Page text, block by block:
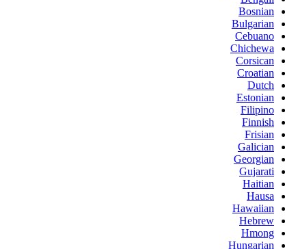
Bosnian
Bulgarian
Cebuano
Chichewa
Corsican
Croatian
Dutch
Estonian
Filipino
Finnish
Frisian
Galician
Georgian
Gujarati
Haitian
Hausa
Hawaiian
Hebrew
Hmong
Hungarian